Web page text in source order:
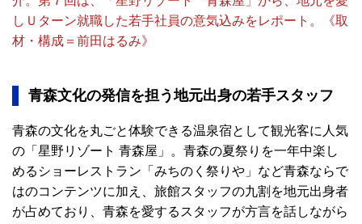
しＵターン就職した若手社員の意気込みをレポート。《取
材・構成＝前田はるみ》
青森文化の発信を担う地元出身の若手スタッフ
青森の文化を丸ごと体験できる温泉宿として観光客に人気
の「星野リゾート 青森屋」。青森の夏祭りを一年中楽し
めるショーレストラン「みちのく祭りや」など青森ならで
はのコンテンツに加え、旅館スタッフの九割を地元出身者
が占めており、青森を愛するスタッフが方言を話しながら